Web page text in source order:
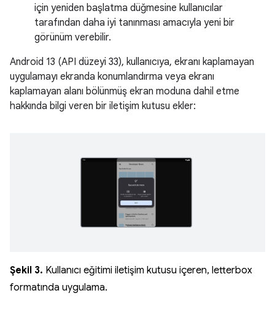
için yeniden başlatma düğmesine kullanıcılar
tarafından daha iyi tanınması amacıyla yeni bir
görünüm verebilir.
Android 13 (API düzeyi 33), kullanıcıya, ekranı kaplamayan
uygulamayı ekranda konumlandırma veya ekranı
kaplamayan alanı bölünmüş ekran moduna dahil etme
hakkında bilgi veren bir iletişim kutusu ekler:
Şekil 3. Kullanıcı eğitimi iletişim kutusu içeren, letterbox
formatında uygulama.